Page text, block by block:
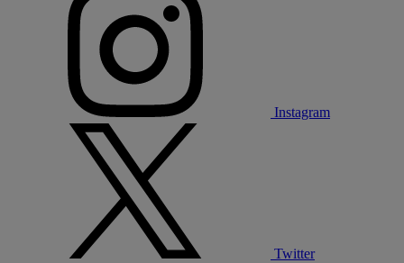
Instagram
Twitter